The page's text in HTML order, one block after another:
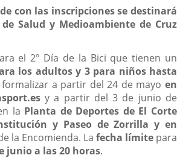
con las inscripciones se destinará
Salud y Medioambiente de Cruz
el 2º Día de la Bici que tienen un
los adultos y 3 para niños hasta
formalizar a partir del 24 de mayoen
y a partir del 3 de junio de
la Planta de Deportes de El Corte
y Paseo de Zorrilla y en
la Encomienda. La fecha límite para
junio a las 20 horas.